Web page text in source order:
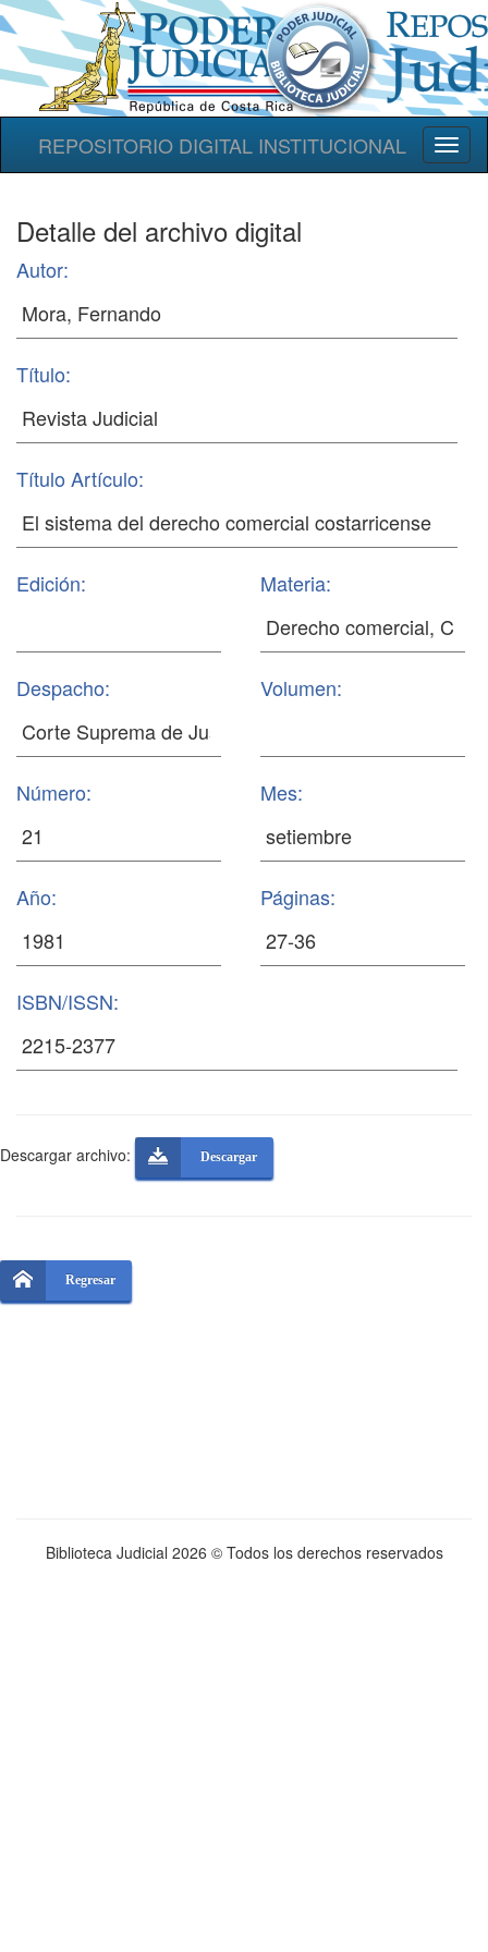
REPOSITORIO DIGITAL INSTITUCIONAL
Detalle del archivo digital
Autor:
Título:
Título Artículo:
Edición: Materia:
Despacho: Volumen:
Número: Mes:
Año: Páginas:
ISBN/ISSN:
Descargar archivo: Descargar
Regresar
Biblioteca Judicial 2026 © Todos los derechos reservados